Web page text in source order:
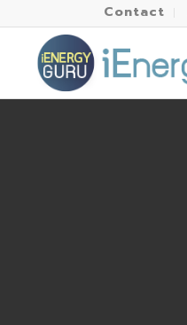
Contact